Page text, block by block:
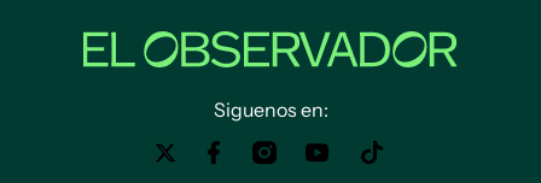
Siguenos en: